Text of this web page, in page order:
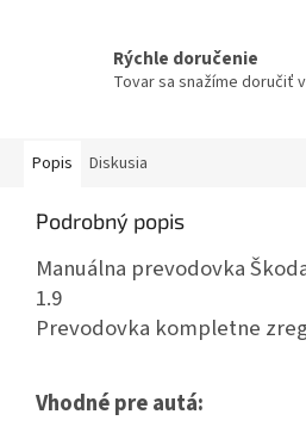
Rýchle doručenie
Tovar sa snažíme doručiť
Popis Diskusia
Podrobný popis
Manuálna prevodovka
1.9
Prevodovka kompletne
Vhodné pre autá: